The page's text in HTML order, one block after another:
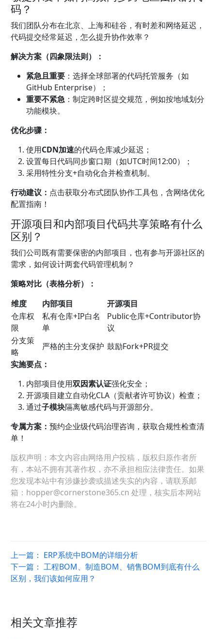
码？
我们团队分布在北京、上海和硅谷，有时差和网络延迟，
代码提交经常延迟，怎么提升协作效率？
解决方案（四象限法则）：
紧急且重要 ：选择全球部署的代码托管服务（如
GitHub Enterprise）；
重要不紧急 ：制定跨时区提交规范，例如按地域划分
功能模块。
优化步骤：
使用CDN加速的代码仓库减少延迟；
设置每日代码同步窗口期（如UTC时间12:00）；
采用特性分支+自动化合并检查机制。
行动建议： 点击获取分布式团队协作工具包，含网络优化
配置指南！
开源项目和内部项目代码共享策略有什么
区别？
我们公司既有需要保密的内部项目，也有参与开源社区的
需求，如何设计两套代码管理机制？
策略对比（表格分析）：
维度
内部项目
开源项目
仓库权
限
私有仓库+IP白名
单
Public仓库+Contributor协
议
分支策
略
严格的主分支保护 鼓励Fork+PR提交
实施要点：
内部项目使用双因素认证强化安全；
开源项目建立自动化CLA（贡献者许可协议）检查；
通过子模块隔离敏感代码与开源部分。
专属方案：预约企业级代码治理咨询，获取合规性检查清
单！
版权声明：本文内容由网络用户投稿，版权归原作者所
有，本站不拥有其著作权，亦不承担相应法律责任。如果
您发现本站中有涉嫌抄袭或描述失实的内容，请联系邮
箱：hopper@cornerstone365.cn 处理，核实后本网站
将在24小时内删除。
上一篇： ERP系统中BOM的详细分析
下一篇：工程BOM、制造BOM、销售BOM到底有什么
区别，我们该如何应用？
相关文章推荐